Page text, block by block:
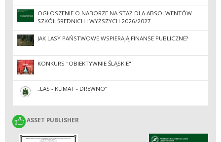
OGŁOSZENIE O NABORZE NA STAŻ DLA ABSOLWENTÓW
SZKÓŁ ŚREDNICH I WYŻSZYCH 2026/2027
JAK LASY PAŃSTWOWE WSPIERAJĄ FINANSE PUBLICZNE?
KONKURS "OBIEKTYWNIE ŚLĄSKIE"
„LAS - KLIMAT - DREWNO”
ASSET PUBLISHER
ASSET PUBLISHER